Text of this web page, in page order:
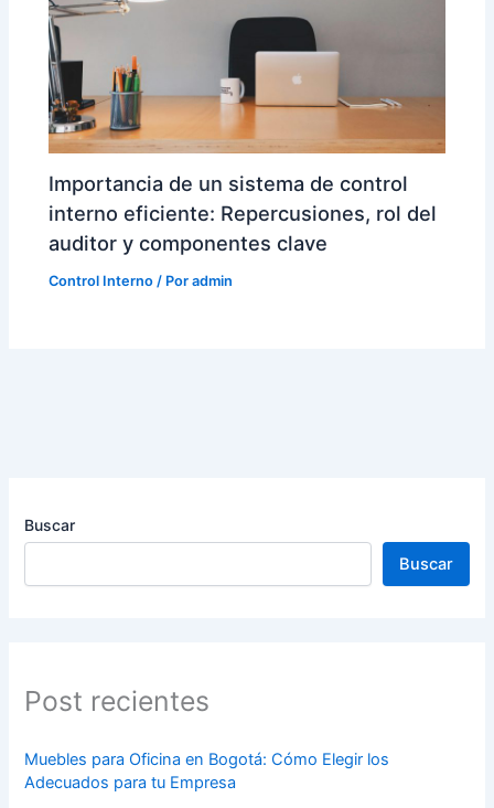
Importancia de un sistema de control
interno eficiente: Repercusiones, rol del
auditor y componentes clave
Control Interno / Poradmin
Buscar
Buscar
Post recientes
Muebles para Oficina en Bogotá: Cómo Elegir los
Adecuados para tu Empresa